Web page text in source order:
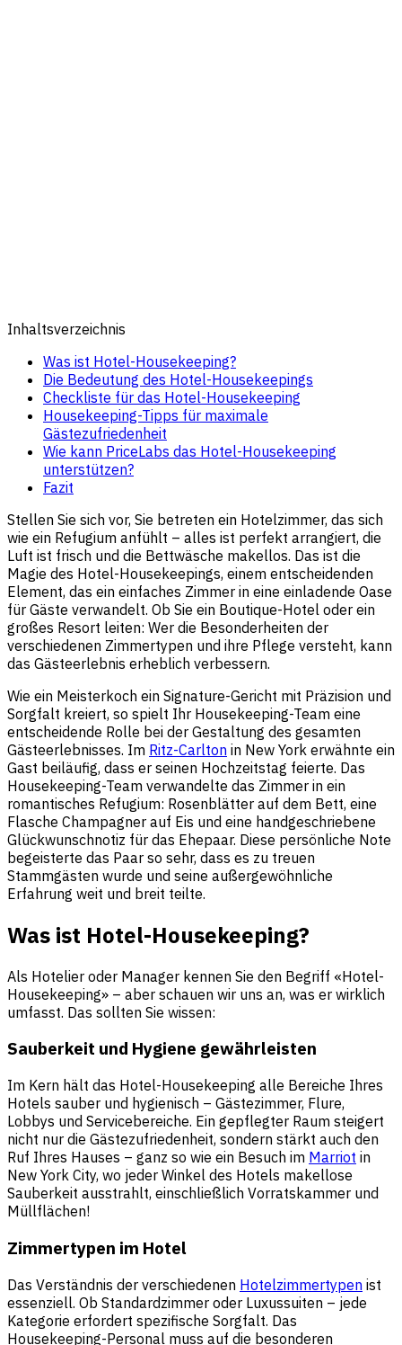
Inhaltsverzeichnis
Was ist Hotel-Housekeeping?
Die Bedeutung des Hotel-Housekeepings
Checkliste für das Hotel-Housekeeping
Housekeeping-Tipps für maximale
Gästezufriedenheit
Wie kann PriceLabs das Hotel-Housekeeping
unterstützen?
Fazit
Stellen Sie sich vor, Sie betreten ein Hotelzimmer, das sich
wie ein Refugium anfühlt – alles ist perfekt arrangiert, die
Luft ist frisch und die Bettwäsche makellos. Das ist die
Magie des Hotel-Housekeepings, einem entscheidenden
Element, das ein einfaches Zimmer in eine einladende Oase
für Gäste verwandelt. Ob Sie ein Boutique-Hotel oder ein
großes Resort leiten: Wer die Besonderheiten der
verschiedenen Zimmertypen und ihre Pflege versteht, kann
das Gästeerlebnis erheblich verbessern.
Wie ein Meisterkoch ein Signature-Gericht mit Präzision und
Sorgfalt kreiert, so spielt Ihr Housekeeping-Team eine
entscheidende Rolle bei der Gestaltung des gesamten
Gästeerlebnisses. Im Ritz-Carlton in New York erwähnte ein
Gast beiläufig, dass er seinen Hochzeitstag feierte. Das
Housekeeping-Team verwandelte das Zimmer in ein
romantisches Refugium: Rosenblätter auf dem Bett, eine
Flasche Champagner auf Eis und eine handgeschriebene
Glückwunschnotiz für das Ehepaar. Diese persönliche Note
begeisterte das Paar so sehr, dass es zu treuen
Stammgästen wurde und seine außergewöhnliche
Erfahrung weit und breit teilte.
Was ist Hotel-Housekeeping?
Als Hotelier oder Manager kennen Sie den Begriff «Hotel-
Housekeeping» – aber schauen wir uns an, was er wirklich
umfasst. Das sollten Sie wissen:
Sauberkeit und Hygiene gewährleisten
Im Kern hält das Hotel-Housekeeping alle Bereiche Ihres
Hotels sauber und hygienisch – Gästezimmer, Flure,
Lobbys und Servicebereiche. Ein gepflegter Raum steigert
nicht nur die Gästezufriedenheit, sondern stärkt auch den
Ruf Ihres Hauses – ganz so wie ein Besuch im Marriot in
New York City, wo jeder Winkel des Hotels makellose
Sauberkeit ausstrahlt, einschließlich Vorratskammer und
Müllflächen!
Zimmertypen im Hotel
Das Verständnis der verschiedenen Hotelzimmertypen ist
essenziell. Ob Standardzimmer oder Luxussuiten – jede
Kategorie erfordert spezifische Sorgfalt. Das
Housekeeping-Personal muss auf die besonderen